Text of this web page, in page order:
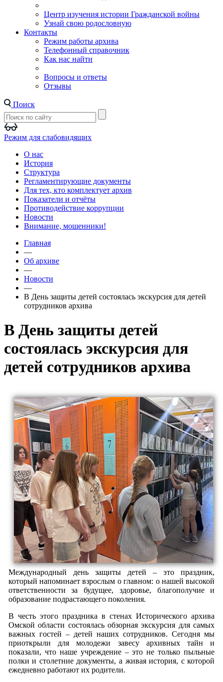
Центр изучения истории Гражданской войны
Узнай свою родословную
Контакты
Режим работы архива
Телефонный справочник
Как нас найти
Вопросы и ответы
Отзывы
Поиск
Режим для слабовидящих
О нас
История
Структура
Регламентирующие документы
Для тех, кто комплектует архив
Показатели и отчёты
Противодействие коррупции
Новости
Внимание, мошенники!
Главная
—
Об архиве
—
Новости
—
В День защиты детей состоялась экскурсия для детей
сотрудников архива
В День защиты детей
состоялась экскурсия для
детей сотрудников архива
Международный день защиты детей – это праздник,
который напоминает взрослым о главном: о нашей высокой
ответственности за будущее, здоровье, благополучие и
образование подрастающего поколения.
В честь этого праздника в стенах Исторического архива
Омской области состоялась обзорная экскурсия для самых
важных гостей – детей наших сотрудников. Сегодня мы
приоткрыли для молодежи завесу архивных тайн и
показали, что наше учреждение – это не только пыльные
полки и столетние документы, а живая история, с которой
ежедневно работают их родители.